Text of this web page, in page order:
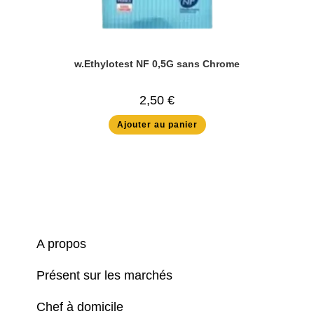
w.Ethylotest NF 0,5G sans Chrome
2,50 €
Ajouter au panier
A propos
Présent sur les marchés
Chef à domicile